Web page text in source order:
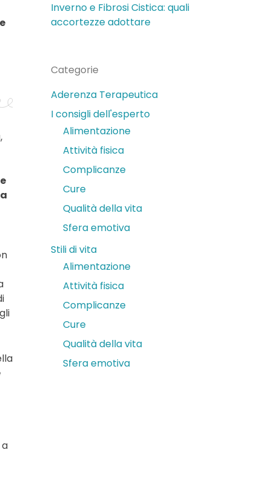
a
Inverno e Fibrosi Cistica: quali
accortezze adottare
Categorie
Aderenza Terapeutica
I consigli dell'esperto
Alimentazione
Attività fisica
Complicanze
Cure
Qualità della vita
Sfera emotiva
Stili di vita
Alimentazione
Attività fisica
Complicanze
Cure
Qualità della vita
Sfera emotiva